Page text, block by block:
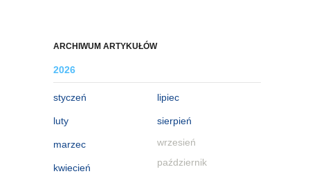
ARCHIWUM ARTYKUŁÓW
2026
styczeń
luty
marzec
kwiecień
lipiec
sierpień
wrzesień
październik